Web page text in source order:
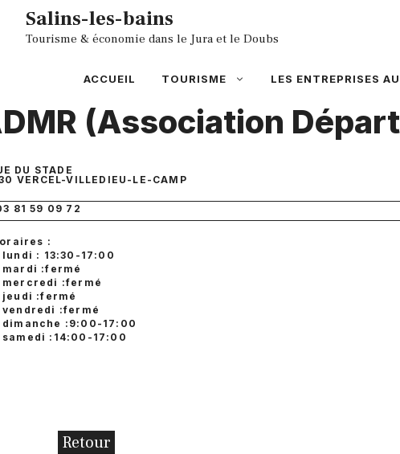
AllerSalins-les-bains
Tourisme & économie dans le Jura et le Doubs
ACCUEIL TOURISME LES ENTREPRISES
(Association
DU STADE
VERCEL-VILLEDIEU-LE-CAMP
81 59 09 72
:
lundi : 13:30-17:00
mardi :fermé
mercredi :fermé
jeudi :fermé
vendredi :fermé
dimanche :9:00-17:00
samedi :14:00-17:00
Retour